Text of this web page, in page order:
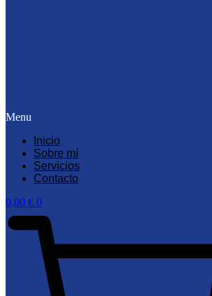
Menu
Inicio
Sobre mí
Servicios
Contacto
0,00 € 0